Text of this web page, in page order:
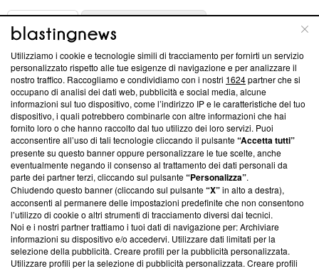
ABOUT
Questa sezione offre informazioni trasparenti su Blasting
News, sui nostri processi editoriali e su come ci impegniamo a
creare news di qualità. Inoltre, afferma la nostra aderenza a
‘Trust Project - News with Integrity’Blasting News non è
ancora membro del programma, ma ha richiesto di farne
parte; Trust Project non ha ancora effettuato una verifica di
conformità agli standard.
Su di noi
Team editoriale
Corporate
Redazione
Utilizziamo i cookie e tecnologie simili di tracciamento per fornirti un servizio
personalizzato rispetto alle tue esigenze di navigazione e per analizzare il
nostro traffico. Raccogliamo e condividiamo con i nostri 1624partner che si
occupano di analisi dei dati web, pubblicità e social media, alcune
informazioni sul tuo dispositivo, come l’indirizzo IP e le caratteristiche del tuo
dispositivo, i quali potrebbero combinarle con altre informazioni che hai
fornito loro o che hanno raccolto dal tuo utilizzo dei loro servizi. Puoi
acconsentire all’uso di tali tecnologie cliccando il pulsante“Accetta tutti”
presente su questo banner oppure personalizzare le tue scelte, anche
eventualmente negando il consenso al trattamento dei dati personali da
parte dei partner terzi, cliccando sul pulsante“Personalizza”.
Chiudendo questo banner (cliccando sul pulsante“X”in alto a destra),
acconsenti al permanere delle impostazioni predefinite che non consentono
l’utilizzo di cookie o altri strumenti di tracciamento diversi dai tecnici.
Noi e i nostri partner trattiamo i tuoi dati di navigazione per: Archiviare
informazioni su dispositivo e/o accedervi. Utilizzare dati limitati per la
selezione della pubblicità. Creare profili per la pubblicità personalizzata.
Utilizzare profili per la selezione di pubblicità personalizzata. Creare profili